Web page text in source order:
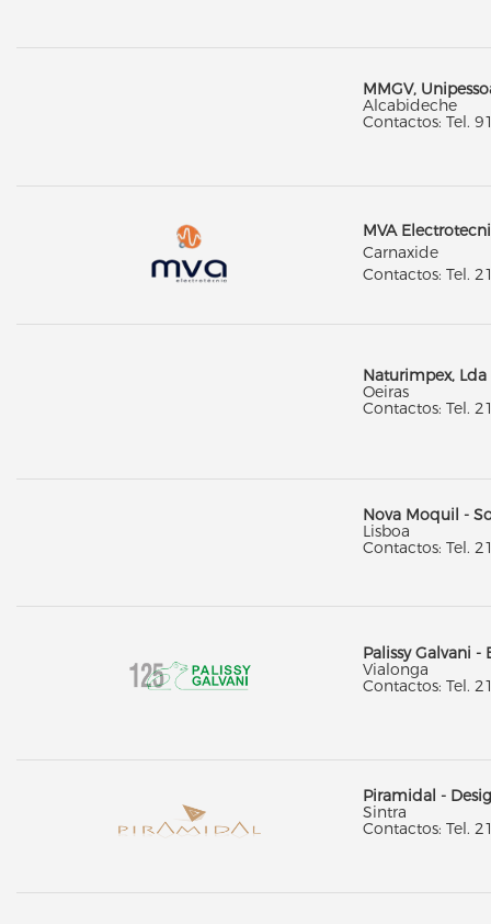
MMGV,
Alcabideche
Contactos: Tel.
MVA
Carnaxide
Contactos: Tel.
Naturimpex, Lda
Oeiras
Contactos: Tel.
Nova Moquil -
Lisboa
Contactos: Tel.
Palissy Galvani -
Vialonga
Contactos: Tel.
Piramidal -
Sintra
Contactos: Tel.